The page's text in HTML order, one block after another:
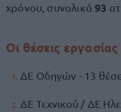
χρόνου, συνολικά93
Οι θέσεις
ΔΕ Οδηγών - 13
ΔΕ Τεχνικού / ΔΕ